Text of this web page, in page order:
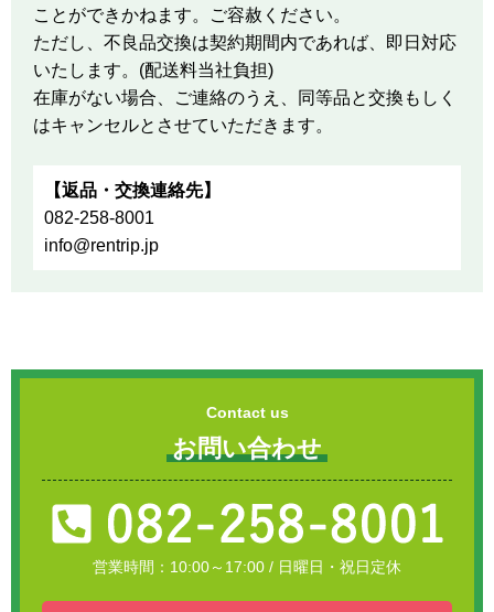
ことができかねます。ご容赦ください。
ただし、不良品交換は契約期間内であれば、即日対応
いたします。(配送料当社負担)
在庫がない場合、ご連絡のうえ、同等品と交換もしく
はキャンセルとさせていただきます。
【返品・交換連絡先】
082-258-8001
info@rentrip.jp
Contact us
お問い合わせ
営業時間：10:00～17:00 / 日曜日・祝日定休